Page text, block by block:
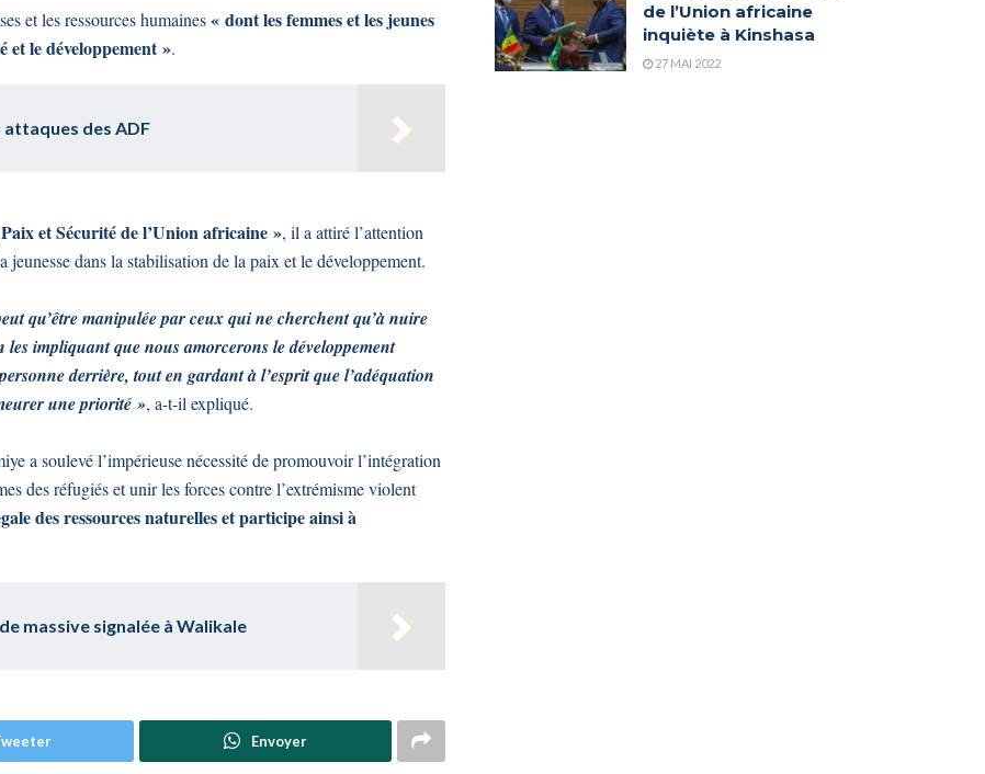
et les ressources humaines« dont les femmes et les jeunes
et le développement ».
attaques des ADF
et Sécurité de l’Union africaine », il a attiré l’attention
dans la stabilisation de la paix et le développement.
qu’être manipulée par ceux qui ne cherchent qu’à nuire
les impliquant que nous amorcerons le développement
derrière, tout en gardant à l’esprit que l’adéquation
une priorité », a-t-il expliqué.
a soulevé l’impérieuse nécessité de promouvoir l’intégration
des réfugiés et unir les forces contre l’extrémisme violent
des ressources naturelles et participe ainsi à
massive signalée à Walikale
Envoyer
de l’Union africaine
inquiète à Kinshasa
27 MAI 2022